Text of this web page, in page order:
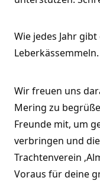
Wie jedes Jahr
Leberkässemmeln.
Wir freuen uns
Mering zu
Freunde mit, um
verbringen und
Trachtenverein
Voraus für deine